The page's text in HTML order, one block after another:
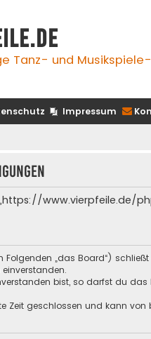
Tanz- und
Impressum
www.vierpfeile.de/
Folgenden „das Board“)
bist, so darfst du
Zeit geschlossen und kann von